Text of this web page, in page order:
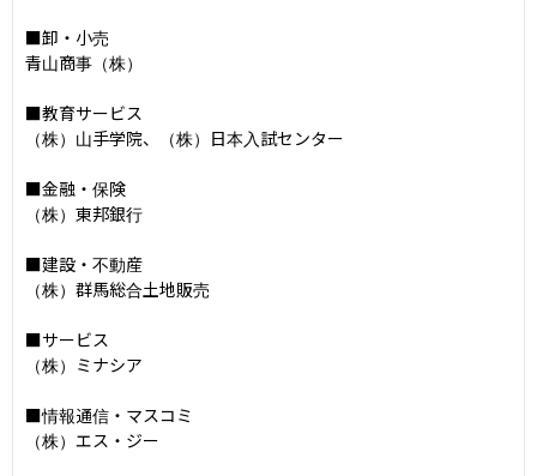
■卸・小売
青山商事（株）
■教育サービス
（株）山手学院、（株）日本入試センター
■金融・保険
（株）東邦銀行
■建設・不動産
（株）群馬総合土地販売
■サービス
（株）ミナシア
■情報通信・マスコミ
（株）エス・ジー